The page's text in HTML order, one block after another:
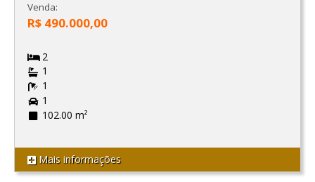
Venda:
R$ 490.000,00
2
1
1
1
102.00 m²
Mais informações